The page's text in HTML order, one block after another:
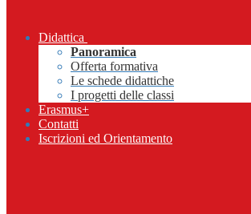
Didattica
Panoramica
Offerta formativa
Le schede didattiche
I progetti delle classi
Erasmus+
Contatti
Iscrizioni ed Orientamento